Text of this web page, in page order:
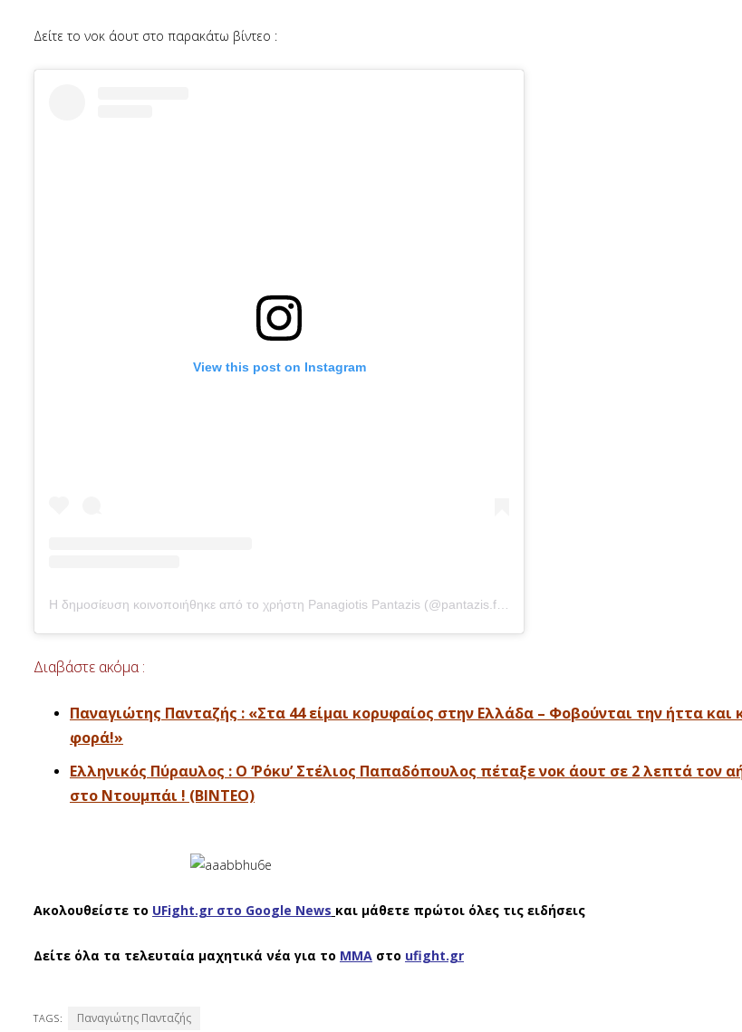
Δείτε το νοκ άουτ στο παρακάτω βίντεο :
View this post on Instagram
Διαβάστε ακόμα :
Παναγιώτης Πανταζής : «Στα 44 είμαι κορυφαίος στην Ελλάδα – Φοβούνται την ήττα
φορά!»
Ελληνικός Πύραυλος : Ο ‘Ρόκυ’ Στέλιος Παπαδόπουλος πέταξε νοκ άουτ σε 2 λεπτά τον
στο Ντουμπάι ! (ΒΙΝΤΕΟ)
Ακολουθείστε το UFight.gr στο Google News και μάθετε πρώτοι όλες τις ειδήσεις
Δείτε όλα τα τελευταία μαχητικά νέα για το ΜΜΑ στο ufight.gr
TAGS: Παναγιώτης Πανταζής